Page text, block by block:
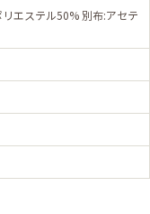
エステル50% 別布:アセテ